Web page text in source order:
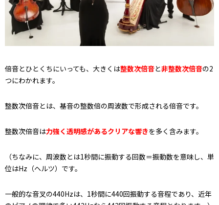
倍音とひとくちにいっても、大きくは整数次倍音と非整数次倍音の2
つにわかれます。
整数次倍音とは、基音の整数倍の周波数で形成される倍音です。
整数次倍音は力強く透明感があるクリアな響きを多く含みます。
（ちなみに、周波数とは1秒間に振動する回数＝振動数を意味し、単
位はHz（ヘルツ）です。
一般的な音叉の440Hzは、1秒間に440回振動する音程であり、近年